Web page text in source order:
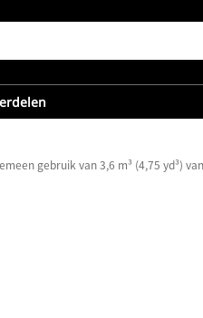
gebruik van 3,6 m³ (4,75 yd³)